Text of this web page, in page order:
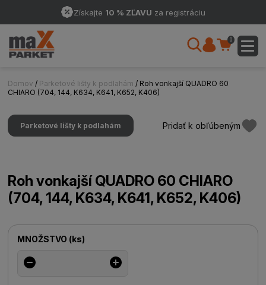
Získajte 10 % ZĽAVU za registráciu
0
Domov / Parketové lišty k podlahám / Roh vonkajší QUADRO 60
CHIARO (704, 144, K634, K641, K652, K406)
Parketové lišty k podlahám Pridať k obľúbeným
Roh vonkajší QUADRO 60 CHIARO
(704, 144, K634, K641, K652, K406)
MNOŽSTVO (ks)